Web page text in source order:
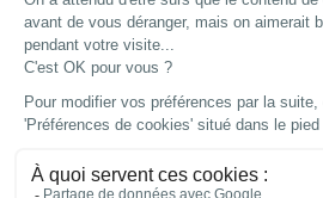
Comparer
Ajouter au panier